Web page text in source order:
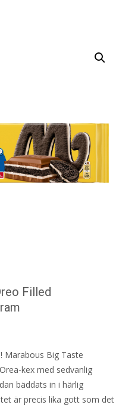
Filled
Marabous Big Taste
kex med sedvanlig
bäddats in i härlig
är precis lika gott som det